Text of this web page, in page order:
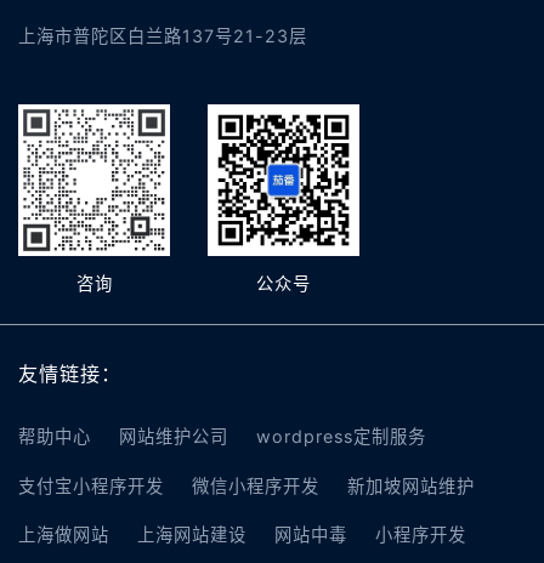
上海市普陀区白兰路137号21-23层
咨询 公众号
友情链接：
帮助中心 网站维护公司 wordpress定制服务
支付宝小程序开发 微信小程序开发 新加坡网站维护
上海做网站 上海网站建设 网站中毒 小程序开发